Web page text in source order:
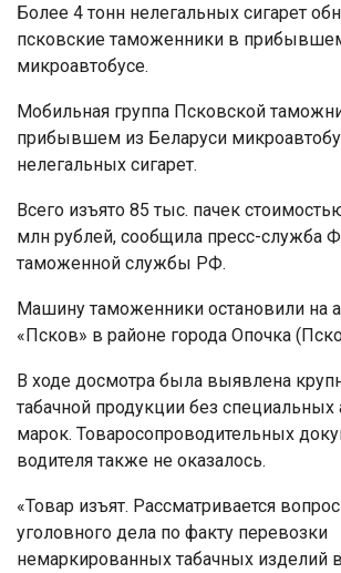
Более 4 тонн нелегальных сигарет
псковские таможенники в
микроавтобусе.
Мобильная группа Псковской
прибывшем из Беларуси
нелегальных сигарет.
Всего изъято 85 тыс. пачек
млн рублей, сообщила пресс-служба
таможенной службы РФ.
Машину таможенники остановили на
«Псков» в районе города Опочка
В ходе досмотра была выявлена
табачной продукции без
марок. Товаросопроводительных
водителя также не оказалось.
«Товар изъят. Рассматривается
уголовного дела по факту перевозки
немаркированных табачных изделий